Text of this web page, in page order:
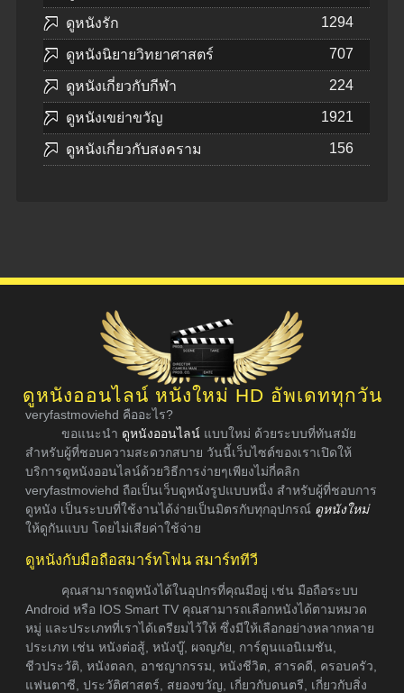
ดูหนังรัก 1294
ดูหนังนิยายวิทยาศาสตร์ 707
ดูหนังเกี่ยวกับกีฬา 224
ดูหนังเขย่าขวัญ 1921
ดูหนังเกี่ยวกับสงคราม 156
ดูหนังออนไลน์ หนังใหม่ HD อัพเดททุกวัน
veryfastmoviehd คืออะไร?
ขอแนะนำ ดูหนังออนไลน์ แบบใหม่ ด้วยระบบที่ทันสมัย
สำหรับผู้ที่ชอบความสะดวกสบาย วันนี้เว็บไซต์ของเราเปิดให้
บริการดูหนังออนไลน์ด้วยวิธีการง่ายๆเพียงไม่กี่คลิก
veryfastmoviehd ถือเป็นเว็บดูหนังรูปแบบหนึ่ง สำหรับผู้ที่ชอบการ
ดูหนัง เป็นระบบที่ใช้งานได้ง่ายเป็นมิตรกับทุกอุปกรณ์ ดูหนังใหม่
ให้ดูกันแบบ โดยไม่เสียค่าใช้จ่าย
ดูหนังกับมือถือสมาร์ทโฟน สมาร์ททีวี
คุณสามารถดูหนังได้ในอุปกรที่คุณมีอยู่ เช่น มือถือระบบ
Android หรือ IOS Smart TV คุณสามารถเลือกหนังได้ตามหมวด
หมู่ และประเภทที่เราได้เตรียมไว้ให้ ซึ่งมีให้เลือกอย่างหลากหลาย
ประเภท เช่น หนังต่อสู้, หนังบู๊, ผจญภัย, การ์ตูนแอนิเมชัน,
ชีวประวัติ, หนังตลก, อาชญากรรม, หนังชีวิต, สารคดี, ครอบครัว,
แฟนตาซี, ประวัติศาสตร์, สยองขวัญ, เกี่ยวกับดนตรี, เกี่ยวกับสิ่ง